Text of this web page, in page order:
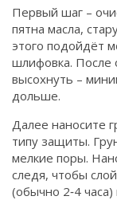
Первый шаг –
пятна масла,
этого подойдёт
шлифовка. После
высохнуть –
дольше.
Далее наносите
типу защиты.
мелкие поры.
следя, чтобы
(обычно 2‑4